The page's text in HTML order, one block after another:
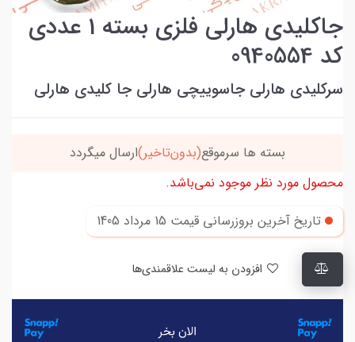
جاکلیدی هارلی فلزی بسته 1 عددی
کد 0940554
سرکلیدی هارلی جاسوییچی هارلی جا کلیدی هارلی
بسته ها سرموقع(بدون‌تاخیر)ارسال میگردد
محصول مورد نظر موجود نمی‌باشد.
تاریخ آخرین بروزرسانی قیمت 15 مرداد 1405